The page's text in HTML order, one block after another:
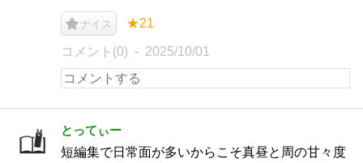
ナイス ★21
コメント(0) 2025/10/01
とってぃー
短編集で日常面が多いからこそ真昼と周の甘々度